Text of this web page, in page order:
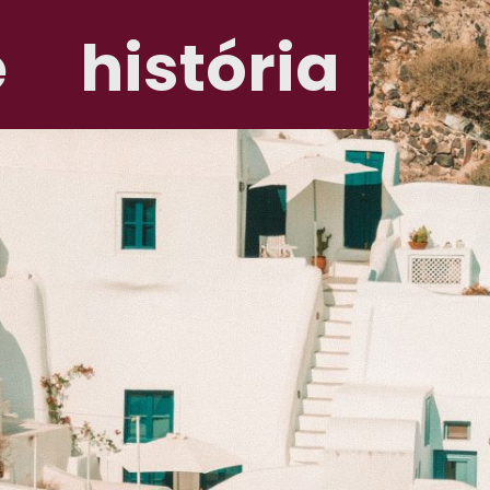
história
história